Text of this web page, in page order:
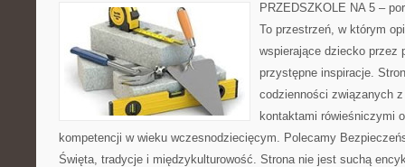
PRZEDSZKOLE NA 5 –
To przestrzeń, w którym
wspierające dziecko przez
przystępne inspiracje.
codzienności związanych
kontaktami rówieśniczymi
kompetencji w wieku wczesnodziecięcym. Polecamy
Święta, tradycje i międzykulturowość. Strona nie jest suchą